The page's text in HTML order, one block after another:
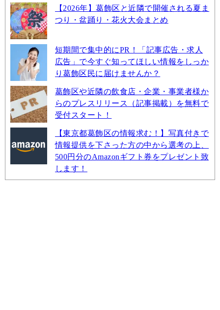
【2026年】葛飾区と近隣で開催される夏ま
つり・盆踊り・花火大会まとめ
短期間で集中的にPR！「記事広告・求人
広告」で今すぐ知ってほしい情報をしっか
り葛飾区民に届けませんか？
葛飾区や近隣の飲食店・企業・事業者様か
らのプレスリリース（記事掲載）を無料で
受付スタート！
【東京都葛飾区の情報求む！】写真付きで
情報提供を下さった方の中から選考の上、
500円分のAmazonギフト券をプレゼント致
します！